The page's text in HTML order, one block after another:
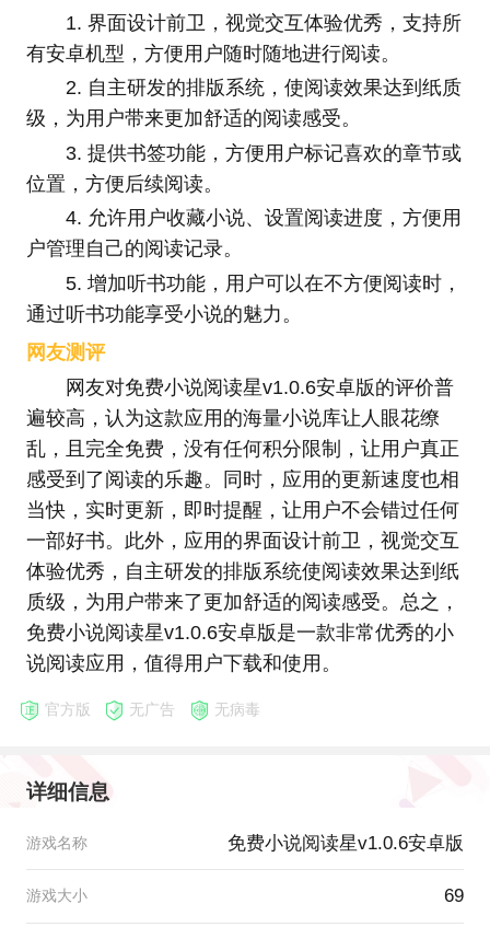
1. 界面设计前卫，视觉交互体验优秀，支持所
有安卓机型，方便用户随时随地进行阅读。
2. 自主研发的排版系统，使阅读效果达到纸质
级，为用户带来更加舒适的阅读感受。
3. 提供书签功能，方便用户标记喜欢的章节或
位置，方便后续阅读。
4. 允许用户收藏小说、设置阅读进度，方便用
户管理自己的阅读记录。
5. 增加听书功能，用户可以在不方便阅读时，
通过听书功能享受小说的魅力。
网友测评
网友对免费小说阅读星v1.0.6安卓版的评价普
遍较高，认为这款应用的海量小说库让人眼花缭
乱，且完全免费，没有任何积分限制，让用户真正
感受到了阅读的乐趣。同时，应用的更新速度也相
当快，实时更新，即时提醒，让用户不会错过任何
一部好书。此外，应用的界面设计前卫，视觉交互
体验优秀，自主研发的排版系统使阅读效果达到纸
质级，为用户带来了更加舒适的阅读感受。总之，
免费小说阅读星v1.0.6安卓版是一款非常优秀的小
说阅读应用，值得用户下载和使用。
官方版 无广告 无病毒
详细信息
游戏名称 免费小说阅读星v1.0.6安卓版
游戏大小 69